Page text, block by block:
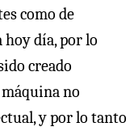
como de
hoy día, por lo
creado
no
y por lo tanto